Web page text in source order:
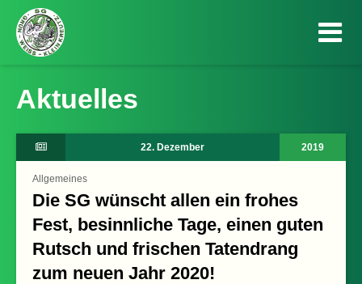
Aktuelles
22. Dezember 2019
Allgemeines
Die SG wünscht allen ein frohes
Fest, besinnliche Tage, einen guten
Rutsch und frischen Tatendrang
zum neuen Jahr 2020!